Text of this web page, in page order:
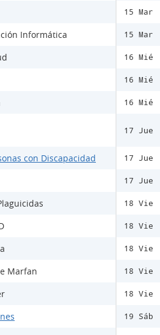
Informática
con Discapacidad
Marfan
15 Mar
15 Mar
16 Mié
16 Mié
16 Mié
17 Jue
17 Jue
17 Jue
18 Vie
18 Vie
18 Vie
18 Vie
18 Vie
19 Sáb